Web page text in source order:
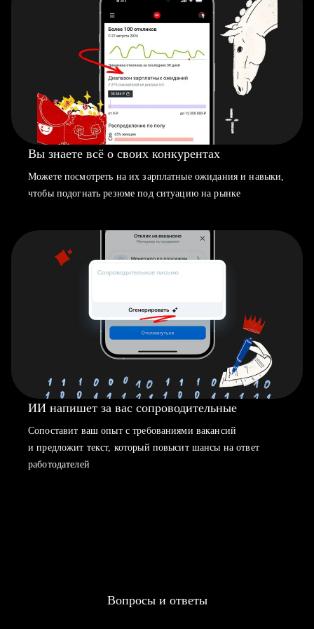
Вы знаете всё о своих конкурентах
Можете посмотреть на их зарплатные ожидания и навыки,
чтобы подогнать резюме под ситуацию на рынке
ИИ напишет за вас сопроводительные
Сопоставит ваш опыт с требованиями вакансий
и предложит текст, который повысит шансы на ответ
работодателей
Вопросы и ответы